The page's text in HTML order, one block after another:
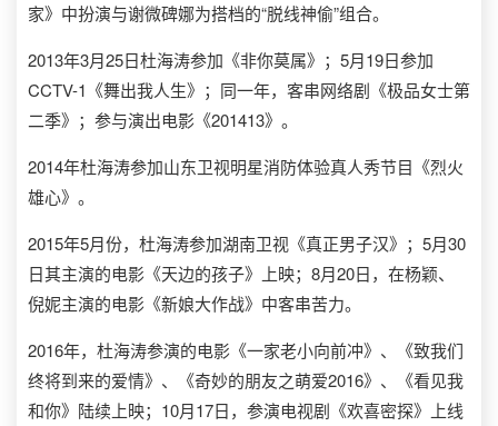
家》中扮演与谢微碑娜为搭档的“脱线神偷”组合。
2013年3月25日杜海涛参加《非你莫属》；5月19日参加
CCTV-1《舞出我人生》；同一年，客串网络剧《极品女士第
二季》；参与演出电影《201413》。
2014年杜海涛参加山东卫视明星消防体验真人秀节目《烈火
雄心》。
2015年5月份，杜海涛参加湖南卫视《真正男子汉》；5月30
日其主演的电影《天边的孩子》上映；8月20日，在杨颖、
倪妮主演的电影《新娘大作战》中客串苦力。
2016年，杜海涛参演的电影《一家老小向前冲》、《致我们
终将到来的爱情》、《奇妙的朋友之萌爱2016》、《看见我
和你》陆续上映；10月17日，参演电视剧《欢喜密探》上线